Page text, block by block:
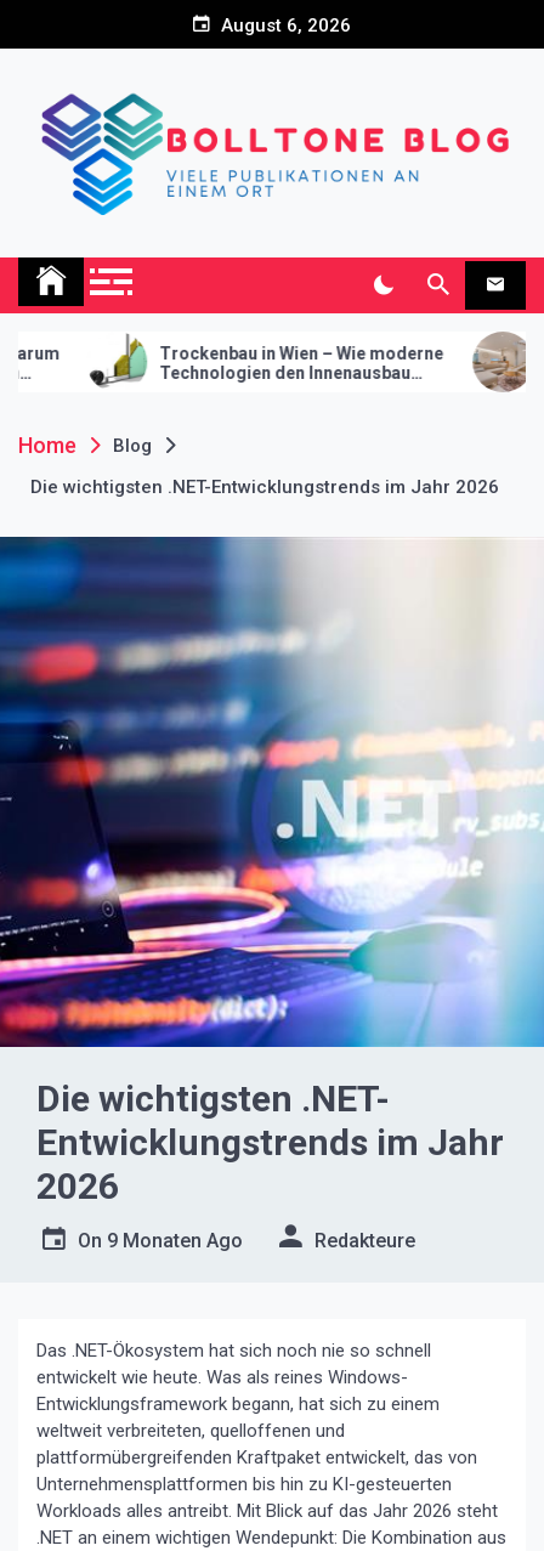
August 6, 2026
Bolltone Blog
in Wien – Wie moderne
den Innenausbau
Innovative
Trockenbau –
modernes Design
Home
Blog
Die wichtigsten .NET-Entwicklungstrends im Jahr 2026
Die wichtigsten .NET-
Entwicklungstrends im Jahr
2026
On 9 Monaten Ago Redakteure
Das .NET-Ökosystem hat sich noch nie so schnell
entwickelt wie heute. Was als reines Windows-
Entwicklungsframework begann, hat sich zu einem
weltweit verbreiteten, quelloffenen und
plattformübergreifenden Kraftpaket entwickelt, das von
Unternehmensplattformen bis hin zu KI-gesteuerten
Workloads alles antreibt. Mit Blick auf das Jahr 2026 steht
.NET an einem wichtigen Wendepunkt: Die Kombination aus